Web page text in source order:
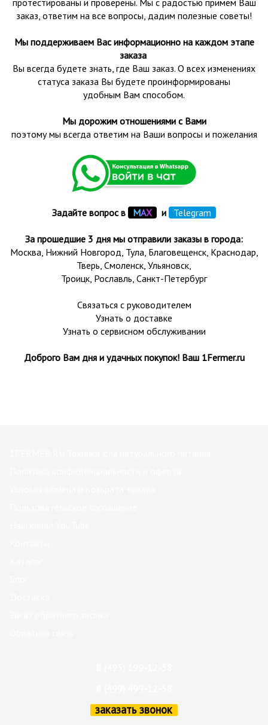
протестированы и проверены. Мы с радостью примем Ваш
заказ, ответим на все вопросы, дадим полезные советы!
Мы поддерживаем Вас информационно на каждом этапе
заказа
Вы всегда будете знать, где Ваш заказ. О всех изменениях
статуса заказа Вы будете проинформированы
удобным Вам способом.
Мы дорожим отношениями с Вами
поэтому мы всегда ответим на Ваши вопросы и пожелания
Задайте вопрос в МАХ и Telegram
За прошедшие 3 дня мы отправили заказы в города:
Москва, Нижний Новгород, Тула, Благовещенск, Краснодар,
Тверь, Смоленск, Ульяновск,
Троицк, Рославль, Санкт-Петербург
Связаться с руководителем
Узнать о доставке
Узнать о сервисном обслуживании
Доброго Вам дня и удачных покупок! Ваш 1Fermer.ru
заказать звонок